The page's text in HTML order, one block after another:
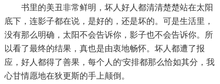
书里的美丑非常鲜明，坏人好人都清清楚楚站在太阳
底下，连影子都在说，是好的，还是坏的。可是生活里，
没有那么明确，太阳不会告诉你，影子也不会告诉你。所
以看了最终的结果，真也是由衷地畅怀。坏人都遭了报
应，好人都得了善果，每个人的'安排都那么恰如其分，我
心甘情愿地在狄更斯的手上颠倒。